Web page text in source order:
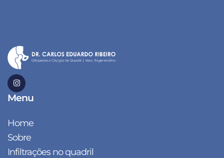
Menu
Home
Sobre
Infiltrações no quadril